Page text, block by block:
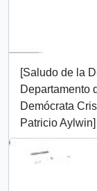
[Saludo de la
Departamento
Demócrata
Patricio Aylwin]